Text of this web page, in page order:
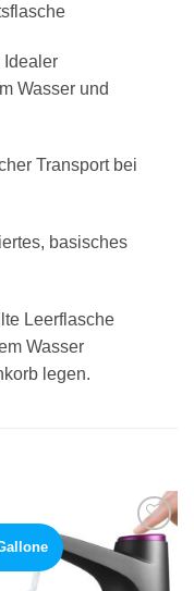
Idealer
Wasser und
Transport bei
basisches
Leerflasche
Wasser
legen.
Add to
wishlist